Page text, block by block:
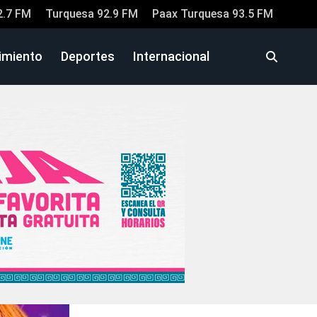
FM Turquesa 92.9 FM Paax Turquesa 93.5 FM
Deportes Internacional